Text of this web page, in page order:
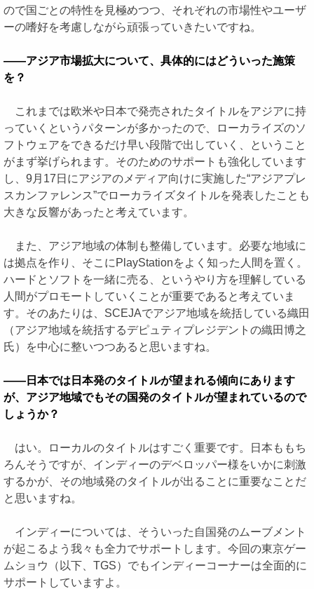
ので国ごとの特性を見極めつつ、それぞれの市場性やユーザ
ーの嗜好を考慮しながら頑張っていきたいですね。
――アジア市場拡大について、具体的にはどういった施策
を？
これまでは欧米や日本で発売されたタイトルをアジアに持
っていくというパターンが多かったので、ローカライズのソ
フトウェアをできるだけ早い段階で出していく、ということ
がまず挙げられます。そのためのサポートも強化しています
し、9月17日にアジアのメディア向けに実施した“アジアプレ
スカンファレンス”でローカライズタイトルを発表したことも
大きな反響があったと考えています。
また、アジア地域の体制も整備しています。必要な地域に
は拠点を作り、そこにPlayStationをよく知った人間を置く。
ハードとソフトを一緒に売る、というやり方を理解している
人間がプロモートしていくことが重要であると考えていま
す。そのあたりは、SCEJAでアジア地域を統括している織田
（アジア地域を統括するデピュティプレジデントの織田博之
氏）を中心に整いつつあると思いますね。
――日本では日本発のタイトルが望まれる傾向にあります
が、アジア地域でもその国発のタイトルが望まれているので
しょうか？
はい。ローカルのタイトルはすごく重要です。日本ももち
ろんそうですが、インディーのデベロッパー様をいかに刺激
するかが、その地域発のタイトルが出ることに重要なことだ
と思いますね。
インディーについては、そういった自国発のムーブメント
が起こるよう我々も全力でサポートします。今回の東京ゲー
ムショウ（以下、TGS）でもインディーコーナーは全面的に
サポートしていますよ。